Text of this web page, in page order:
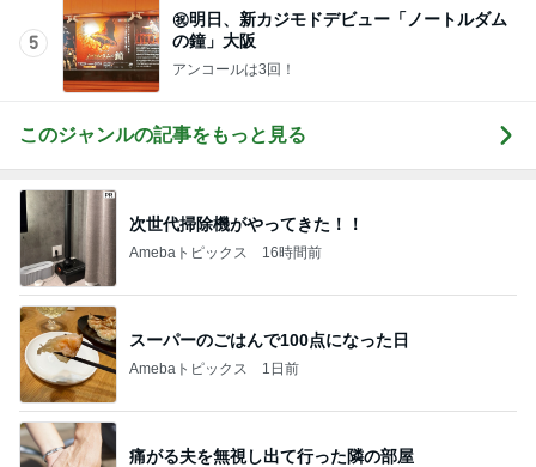
5
㊗明日、新カジモドデビュー「ノートルダム
の鐘」大阪
アンコールは3回！
このジャンルの記事をもっと見る
次世代掃除機がやってきた！！
Amebaトピックス 16時間前
スーパーのごはんで100点になった日
Amebaトピックス 1日前
痛がる夫を無視し出て行った隣の部屋